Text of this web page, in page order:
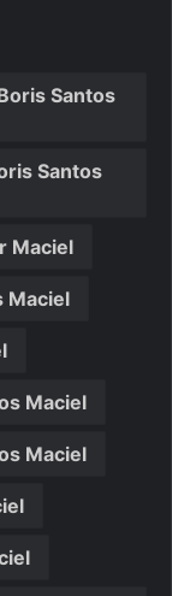
Santos
Santos
Maciel
Maciel
Maciel
Maciel